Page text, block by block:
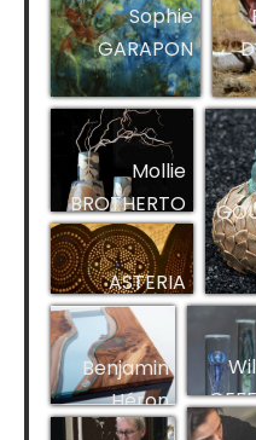
Sophie
GARAPON
Mollie
BROTHERTO
N
ASTERIA
Benjamin
Héron